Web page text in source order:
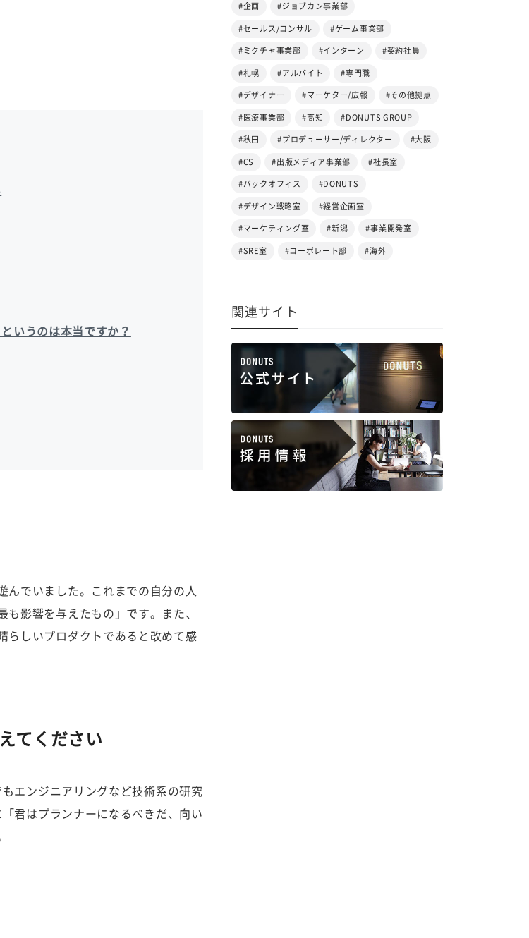
いうのは本当ですか？
んでいました。これまでの自分の人
影響を与えたもの」です。また、
らしいプロダクトであると改めて感
てください
エンジニアリングなど技術系の研究
君はプランナーになるべきだ、向い
#企画 #ジョブカン事業部
#セールス/コンサル #ゲーム事業部
#ミクチャ事業部 #インターン #契約社員
#札幌 #アルバイト #専門職
#デザイナー #マーケター/広報 #その他拠点
#医療事業部 #高知 #DONUTS GROUP
#秋田 #プロデューサー/ディレクター #大阪
#CS #出版メディア事業部 #社長室
#バックオフィス #DONUTS
#デザイン戦略室 #経営企画室
#マーケティング室 #新潟 #事業開発室
#SRE室 #コーポレート部 #海外
関連サイト